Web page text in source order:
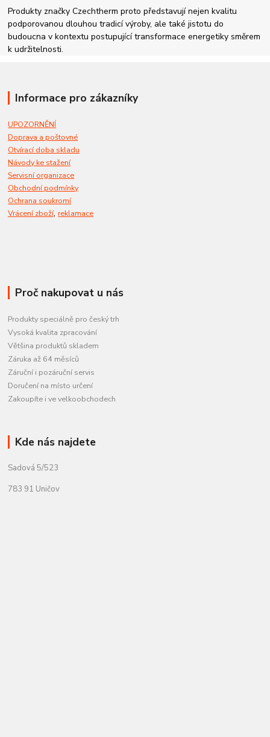
Produkty značky Czechtherm proto představují nejen kvalitu
podporovanou dlouhou tradicí výroby, ale také jistotu do
budoucna v kontextu postupující transformace energetiky směrem
k udržitelnosti.
Informace pro zákazníky
UPOZORNĚNÍ
Doprava a poštovné
Otvírací doba skladu
Návody ke stažení
Servisní organizace
Obchodní podmínky
Ochrana soukromí
Vrácení zboží,reklamace
Proč nakupovat u nás
Produkty speciálně pro český trh
Vysoká kvalita zpracování
Většina produktů skladem
Záruka až 64 měsíců
Záruční i pozáruční servis
Doručení na místo určení
Zakoupíte i ve velkoobchodech
Kde nás najdete
Sadová 5/523
783 91 Uničov